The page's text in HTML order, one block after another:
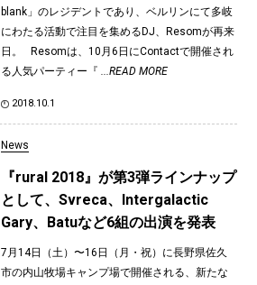
blank」のレジデントであり、ベルリンにて多岐
にわたる活動で注目を集めるDJ、Resomが再来
日。 Resomは、10月6日にContactで開催され
る人気パーティー『 ...READ MORE
2018.10.1
News
『rural 2018』が第3弾ラインナップ
として、Svreca、Intergalactic
Gary、Batuなど6組の出演を発表
7月14日（土）〜16日（月・祝）に長野県佐久
市の内山牧場キャンプ場で開催される、新たな